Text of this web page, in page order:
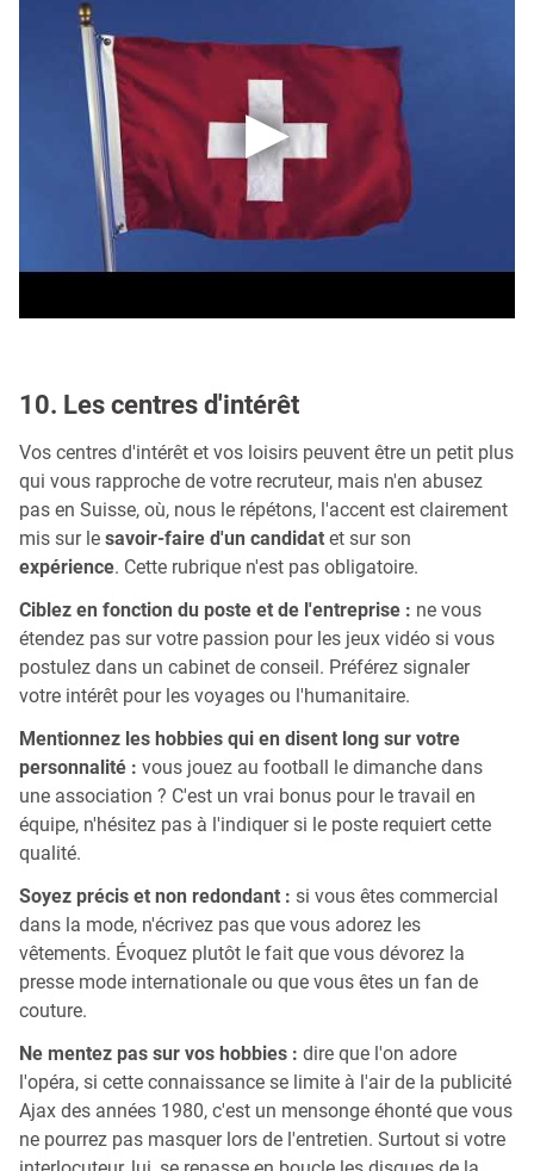
10. Les centres d'intérêt
Vos centres d'intérêt et vos loisirs peuvent être un petit plus
qui vous rapproche de votre recruteur, mais n'en abusez
pas en Suisse, où, nous le répétons, l'accent est clairement
mis sur le savoir-faire d'un candidat et sur son
expérience. Cette rubrique n'est pas obligatoire.
Ciblez en fonction du poste et de l'entreprise : ne vous
étendez pas sur votre passion pour les jeux vidéo si vous
postulez dans un cabinet de conseil. Préférez signaler
votre intérêt pour les voyages ou l'humanitaire.
Mentionnez les hobbies qui en disent long sur votre
personnalité : vous jouez au football le dimanche dans
une association ? C'est un vrai bonus pour le travail en
équipe, n'hésitez pas à l'indiquer si le poste requiert cette
qualité.
Soyez précis et non redondant : si vous êtes commercial
dans la mode, n'écrivez pas que vous adorez les
vêtements. Évoquez plutôt le fait que vous dévorez la
presse mode internationale ou que vous êtes un fan de
couture.
Ne mentez pas sur vos hobbies : dire que l'on adore
l'opéra, si cette connaissance se limite à l'air de la publicité
Ajax des années 1980, c'est un mensonge éhonté que vous
ne pourrez pas masquer lors de l'entretien. Surtout si votre